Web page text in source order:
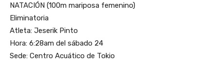
NATACIÓN (100m mariposa femenino)
Eliminatoria
Atleta: Jeserik Pinto
Hora: 6:28am del sábado 24
Sede: Centro Acuático de Tokio